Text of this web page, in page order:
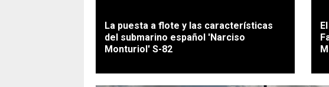
La puesta a flote y las características
del submarino español 'Narciso
Monturiol' S-82